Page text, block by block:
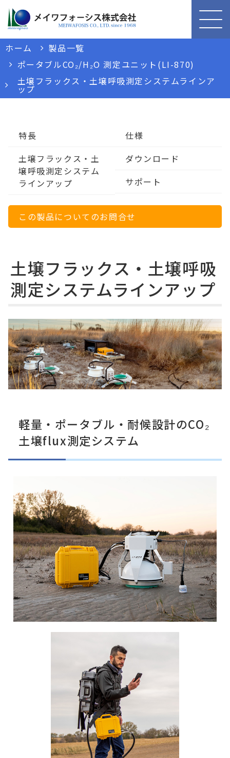
ホーム
製品一覧
ポータブルCO₂/H₂O 測定ユニット(LI-870)
土壌フラックス・土壌呼吸測定システムラインア
ップ
特長
仕様
土壌フラックス・土
壌呼吸測定システム
ラインアップ
ダウンロード
サポート
この製品についてのお問合せ
土壌フラックス・土壌呼吸
測定システムラインアップ
軽量・ポータブル・耐候設計のCO₂
土壌flux測定システム